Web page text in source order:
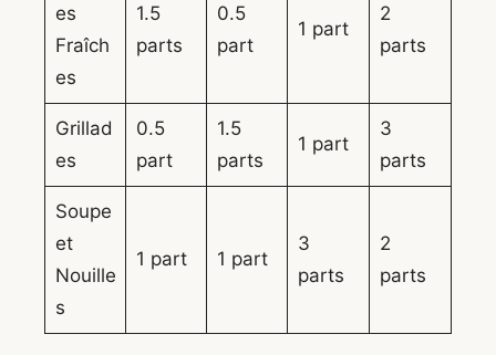
es
Fraîch
es
1.5
parts
0.5
part
1 part
2
parts
Grillad
es
0.5
part
1.5
parts
1 part
3
parts
Soupe
et
Nouille
s
1 part 1 part
3
parts
2
parts